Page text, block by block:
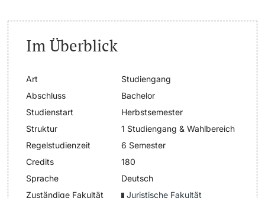
Dozierende
weitere Informationen
«Start Smart»-Week
Mobilität
Campus Credits
Campus Stories
Im Überblick
Art
Studiengang
Abschluss
Bachelor
Studienstart
Herbstsemester
Struktur
1 Studiengang & Wahlbereich
Regelstudienzeit
6 Semester
Credits
180
Sprache
Deutsch
Zuständige Fakultät
Juristische Fakultät